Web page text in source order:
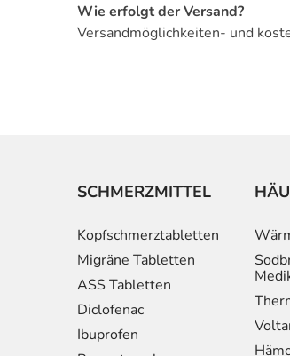
Wie erfolgt der Versand?
Versandmöglichkeiten- und
SCHMERZMITTEL
Kopfschmerztabletten
Migräne Tabletten
ASS Tabletten
Diclofenac
Ibuprofen